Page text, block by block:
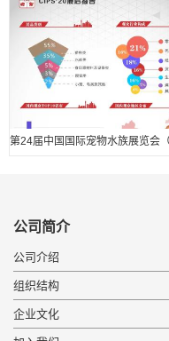
公司简介
公司介绍
组织结构
企业文化